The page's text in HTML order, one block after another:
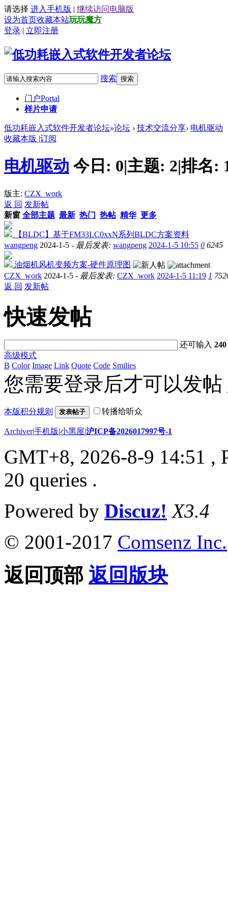
请选择 进入手机版 | 继续访问电脑版
设为首页收藏本站玩玩魔方
登录 | 立即注册
搜索 搜索
门户Portal
样片申请
低功耗嵌入式软件开发者论坛»论坛 › 技术交流分享› 电机驱动
收藏本版 |订阅
电机驱动 今日: 0|主题: 2|排名:
版主: CZX_work
返 回 发新帖
新窗 全部主题 最新 热门 热帖 精华 更多
【BLDC】基于FM33LC0xxN系列BLDC方案资料
wangpeng 2024-1-5 - 最后发表: wangpeng 2024-1-5 10:55 0 6245
油烟机风机变频方案-硬件原理图
CZX_work 2024-1-5 - 最后发表: CZX_work 2024-1-5 11:19 1
返 回 发新帖
快速发帖
还可输入240
高级模式
B Color Image Link Quote Code Smilies
您需要登录后才可以发帖
本版积分规则 发表帖子 转播给听众
Archiver|手机版|小黑屋|沪ICP备2026017997号-1
GMT+8, 2026-8-9 14:51 ,
20 queries .
Powered by Discuz! X3.4
© 2001-2017 Comsenz Inc.
返回顶部 返回版块